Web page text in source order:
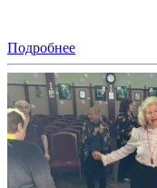
Подробнее